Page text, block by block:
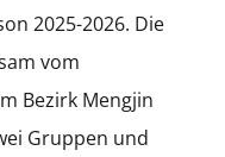
2025-2026. Die
vom
Bezirk Mengjin
Gruppen und